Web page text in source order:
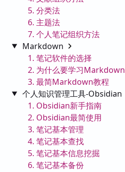
5. 分类法
6. 主题法
7. 个人笔记组织方法
Markdown
1. 笔记软件的选择
2. 为什么要学习Markdown
3. 最简Markdown教程
个人知识管理工具-Obsidian
1. Obsidian新手指南
2. Obsidian最简使用
3. 笔记基本管理
4. 笔记基本查找
5. 笔记基本信息挖掘
6. 笔记基本备份